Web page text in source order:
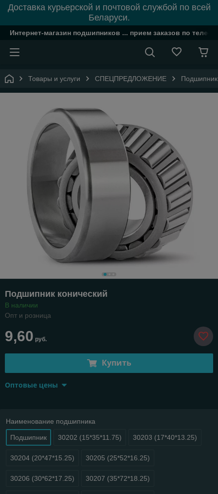
Доставка курьерской и почтовой службой по всей
Беларуси.
Интернет-магазин подшипников ... прием заказов по
Товары и услуги СПЕЦПРЕДЛОЖЕНИЕ Подшипник
Подшипник конический
В наличии
Опт и розница
9,60 руб.
Купить
Оптовые цены
Наименование подшипника
Подшипник 30202 (15*35*11.75) 30203 (17*40*13.25)
30204 (20*47*15.25) 30205 (25*52*16.25)
30206 (30*62*17.25) 30207 (35*72*18.25)